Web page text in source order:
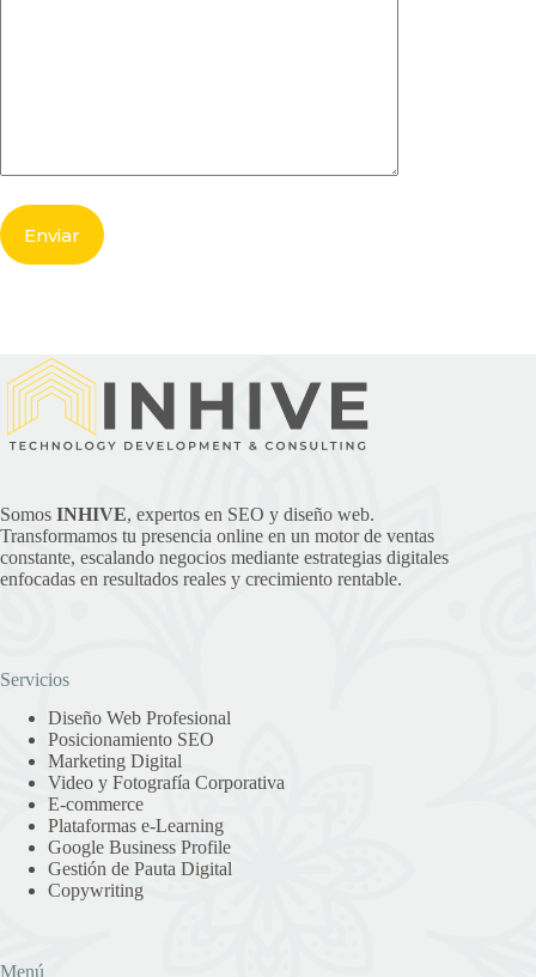
Somos INHIVE, expertos en SEO y diseño web.
Transformamos tu presencia online en un motor de ventas
constante, escalando negocios mediante estrategias digitales
enfocadas en resultados reales y crecimiento rentable.
Servicios
Diseño Web Profesional
Posicionamiento SEO
Marketing Digital
Video y Fotografía Corporativa
E-commerce
Plataformas e-Learning
Google Business Profile
Gestión de Pauta Digital
Copywriting
Menú